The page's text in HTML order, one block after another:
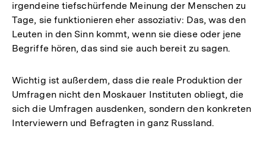
irgendeine tiefschürfende Meinung der Menschen zu
Tage, sie funktionieren eher assoziativ: Das, was den
Leuten in den Sinn kommt, wenn sie diese oder jene
Begriffe hören, das sind sie auch bereit zu sagen.
Wichtig ist außerdem, dass die reale Produktion der
Umfragen nicht den Moskauer Instituten obliegt, die
sich die Umfragen ausdenken, sondern den konkreten
Interviewern und Befragten in ganz Russland.